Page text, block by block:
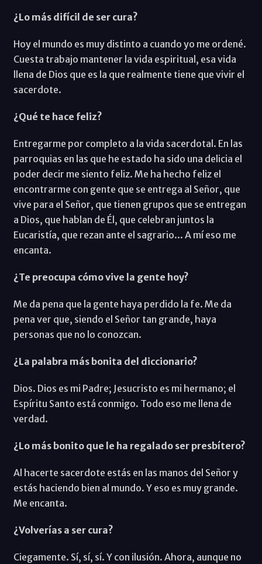
¿Lo más difícil de ser cura?
Hoy el mundo es muy distinto a cuando yo me ordené.
Cuesta trabajo mantener la vida espiritual, esa vida
llena de Dios que es la que realmente tiene que vivir el
sacerdote.
¿Qué te hace feliz?
Entregarme por completo a la vida sacerdotal. En las
parroquias en las que he estado ha sido una delicia el
poder decir me siento feliz. Me ha hecho feliz el
encontrarme con gente que se entrega al Señor, que
vive para el Señor, que tienen grupos que se entregan
a Dios, que hablan de Él, que celebran juntos la
Eucaristía, que rezan ante el sagrario... A mí eso me
encanta.
¿Te preocupa cómo vive la gente hoy?
Me da pena que la gente haya perdido la fe. Me da
pena ver que, siendo el Señor tan grande, haya
personas que no lo conozcan.
¿La palabra más bonita del diccionario?
Dios. Dios es mi Padre; Jesucristo es mi hermano; el
Espíritu Santo está conmigo. Todo eso me llena de
verdad.
¿Lo más bonito que le ha regalado ser presbítero?
Al hacerte sacerdote estás en las manos del Señor y
estás haciendo bien al mundo. Y eso es muy grande.
Me encanta.
¿Volverías a ser cura?
Ciegamente. Sí, sí, sí. Y con ilusión. Ahora, aunque no